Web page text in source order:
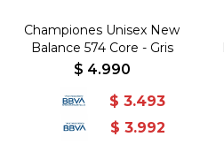
Championes Unisex New
Balance 574 Core - Gris
$ 4.990
$ 3.493
$ 3.992